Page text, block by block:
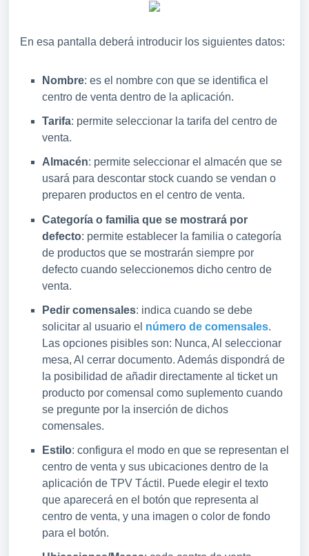
En esa pantalla deberá introducir los siguientes datos:
Nombre: es el nombre con que se identifica el
centro de venta dentro de la aplicación.
Tarifa: permite seleccionar la tarifa del centro de
venta.
Almacén: permite seleccionar el almacén que se
usará para descontar stock cuando se vendan o
preparen productos en el centro de venta.
Categoría o familia que se mostrará por
defecto: permite establecer la familia o categoría
de productos que se mostrarán siempre por
defecto cuando seleccionemos dicho centro de
venta.
Pedir comensales: indica cuando se debe
solicitar al usuario el número de comensales.
Las opciones pisibles son: Nunca, Al seleccionar
mesa, Al cerrar documento. Además dispondrá de
la posibilidad de añadir directamente al ticket un
producto por comensal como suplemento cuando
se pregunte por la inserción de dichos
comensales.
Estilo: configura el modo en que se representan el
centro de venta y sus ubicaciones dentro de la
aplicación de TPV Táctil. Puede elegir el texto
que aparecerá en el botón que representa al
centro de venta, y una imagen o color de fondo
para el botón.